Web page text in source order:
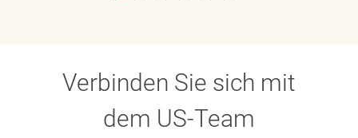
Verbinden Sie sich mit
dem US-Team